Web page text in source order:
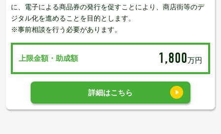
に、電子による商品券の発行を促すことにより、商店街等のデ
ジタル化を進めることを目的とします。
※事前相談を行う必要があります。
上限金額・助成額 1,800万円
詳細はこちら